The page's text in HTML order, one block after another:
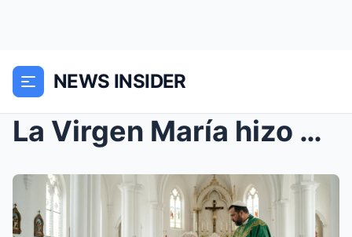
NEWS INSIDER
La Virgen María hizo pagar al sacerdote por haber ...